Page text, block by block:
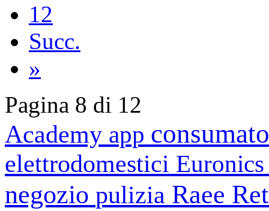
12
Succ.
»
Pagina 8 di 12
Academy app
elettrodomestici
negozio pulizia Raee